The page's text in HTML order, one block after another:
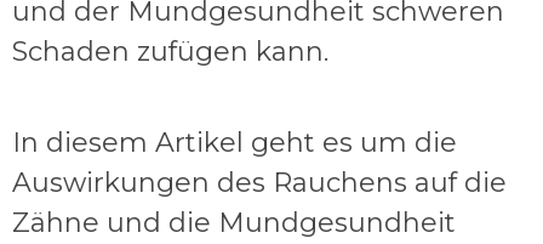
und der Mundgesundheit schweren
Schaden zufügen kann.
In diesem Artikel geht es um die
Auswirkungen des Rauchens auf die
Zähne und die Mundgesundheit